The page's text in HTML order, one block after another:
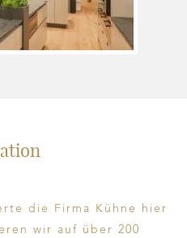
die Firma Kühne hier
wir auf über 200